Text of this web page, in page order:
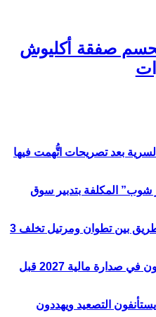
صفقة أكليوش
بعد تصريحات اتُّهمت فيها
المكلفة بتدبير سوق
مرتيل: حادثة سير مميتة بمدارة الطريق بين تطوان ومرتيل تخلف 3
على من يضحك أخنوش؟ المتقاعدون في صدارة مالية 2027 قبل
التصعيد ويهددون